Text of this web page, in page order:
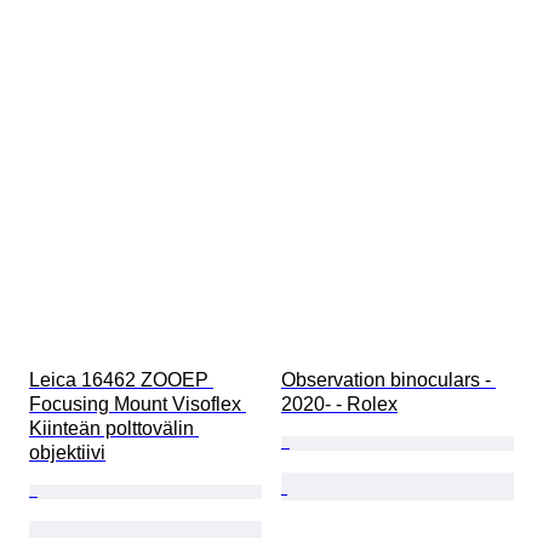
Leica 16462 ZOOEP
Focusing Mount Visoflex
Kiinteän polttovälin
objektiivi
Observation binoculars -
2020- - Rolex